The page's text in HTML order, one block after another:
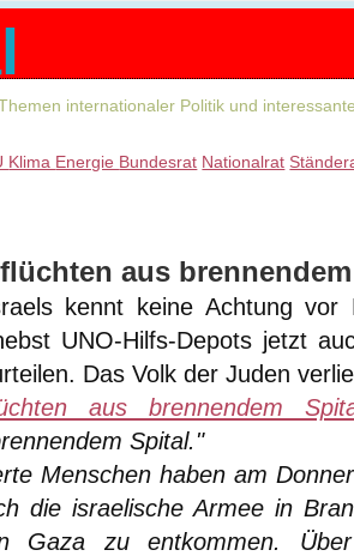
internationaler Politik und
Klima Energie Bundesrat Nationalrat
aus
kennt keine Achtung vor
UNO-Hilfs-Depots jetzt
Das Volk der Juden
aus brennendem
Spital."
Menschen haben am
die israelische Armee in
Gaza zu entkommen.